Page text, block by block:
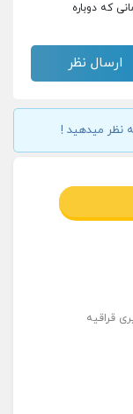
که دوباره
نظر میدهید !
قراقیه